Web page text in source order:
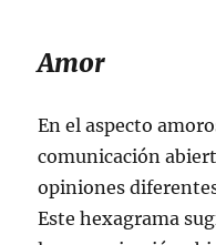
Amor
En el aspecto
comunicación
opiniones
Este hexagrama